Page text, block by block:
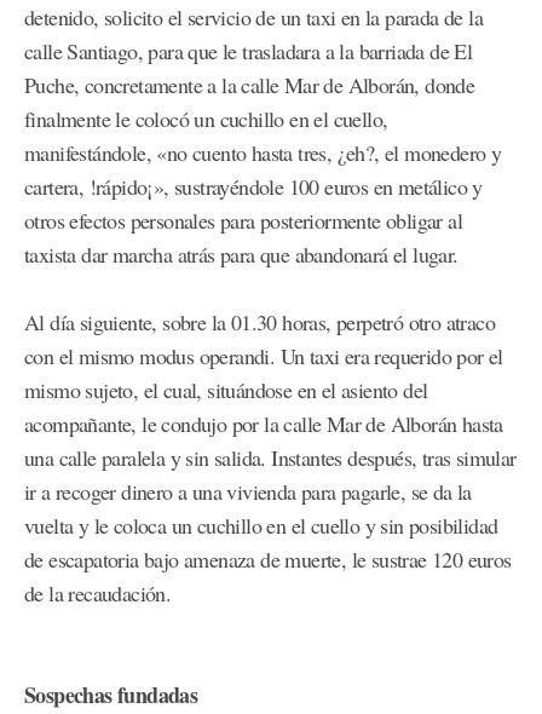
detenido, solicito el servicio de un taxi en la parada de la
calle Santiago, para que le trasladara a la barriada de El
Puche, concretamente a la calle Mar de Alborán, donde
finalmente le colocó un cuchillo en el cuello,
manifestándole, «no cuento hasta tres, ¿eh?, el monedero y
cartera, !rápido¡», sustrayéndole 100 euros en metálico y
otros efectos personales para posteriormente obligar al
taxista dar marcha atrás para que abandonará el lugar.
Al día siguiente, sobre la 01.30 horas, perpetró otro atraco
con el mismo modus operandi. Un taxi era requerido por el
mismo sujeto, el cual, situándose en el asiento del
acompañante, le condujo por la calle Mar de Alborán hasta
una calle paralela y sin salida. Instantes después, tras simular
ir a recoger dinero a una vivienda para pagarle, se da la
vuelta y le coloca un cuchillo en el cuello y sin posibilidad
de escapatoria bajo amenaza de muerte, le sustrae 120 euros
de la recaudación.
Sospechas fundadas